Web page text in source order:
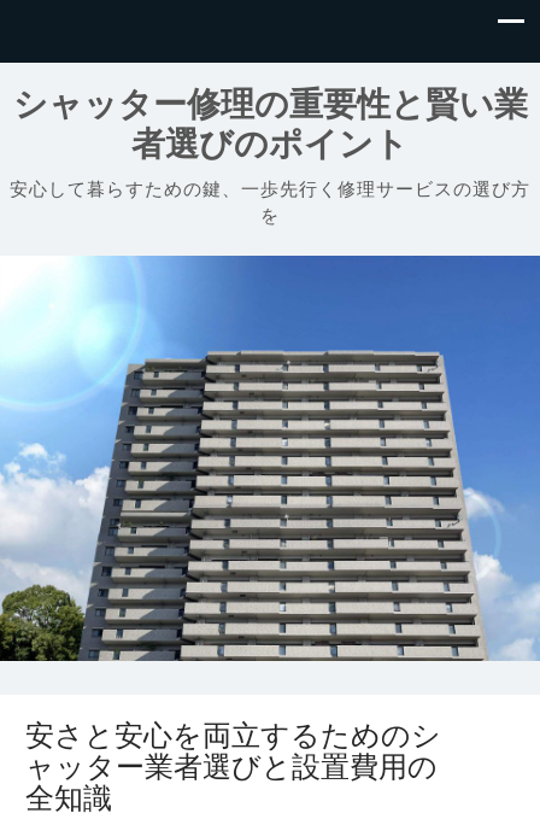
シャッター修理の重要性と賢い業
者選びのポイント
安心して暮らすための鍵、一歩先行く修理サービスの選び方
を
安さと安心を両立するためのシ
ャッター業者選びと設置費用の
全知識